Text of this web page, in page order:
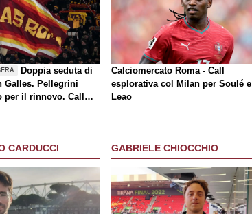
Doppia seduta di
Galles. Pellegrini
per il rinnovo. Call
Calciomercato Roma - Call
esplorativa col Milan per Soulé e
Leao
CARDUCCI GABRIELE CHIOCCHIO